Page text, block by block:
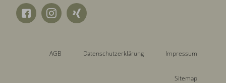
AGB Datenschutzerklärung Impressum
Sitemap